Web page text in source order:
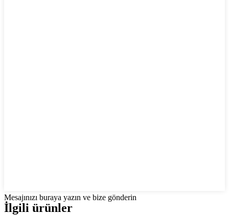
Mesajınızı buraya yazın ve bize gönderin
İlgili ürünler